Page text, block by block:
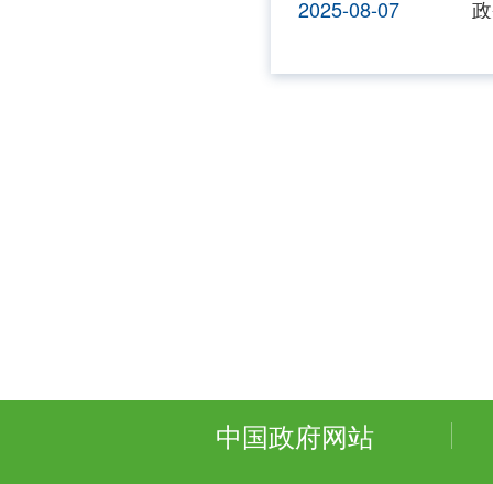
2025-08-07
中国政府网站